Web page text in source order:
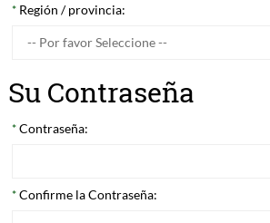
* Región / provincia:
Su Contraseña
*Contraseña:
*Confirme la Contraseña: